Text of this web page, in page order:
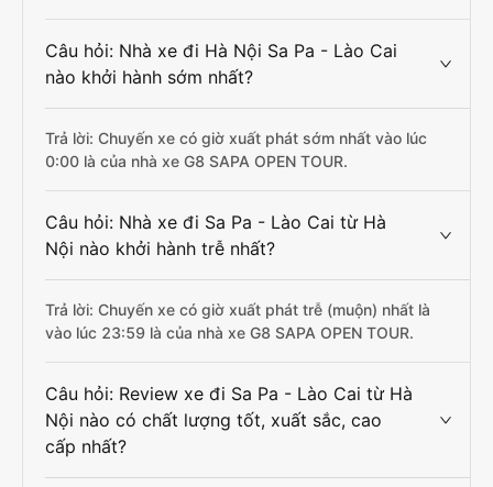
Câu hỏi: Nhà xe đi Hà Nội Sa Pa - Lào Cai
nào khởi hành sớm nhất?
Trả lời: Chuyến xe có giờ xuất phát sớm nhất vào lúc
0:00 là của nhà xe G8 SAPA OPEN TOUR.
Câu hỏi: Nhà xe đi Sa Pa - Lào Cai từ Hà
Nội nào khởi hành trễ nhất?
Trả lời: Chuyến xe có giờ xuất phát trễ (muộn) nhất là
vào lúc 23:59 là của nhà xe G8 SAPA OPEN TOUR.
Câu hỏi: Review xe đi Sa Pa - Lào Cai từ Hà
Nội nào có chất lượng tốt, xuất sắc, cao
cấp nhất?